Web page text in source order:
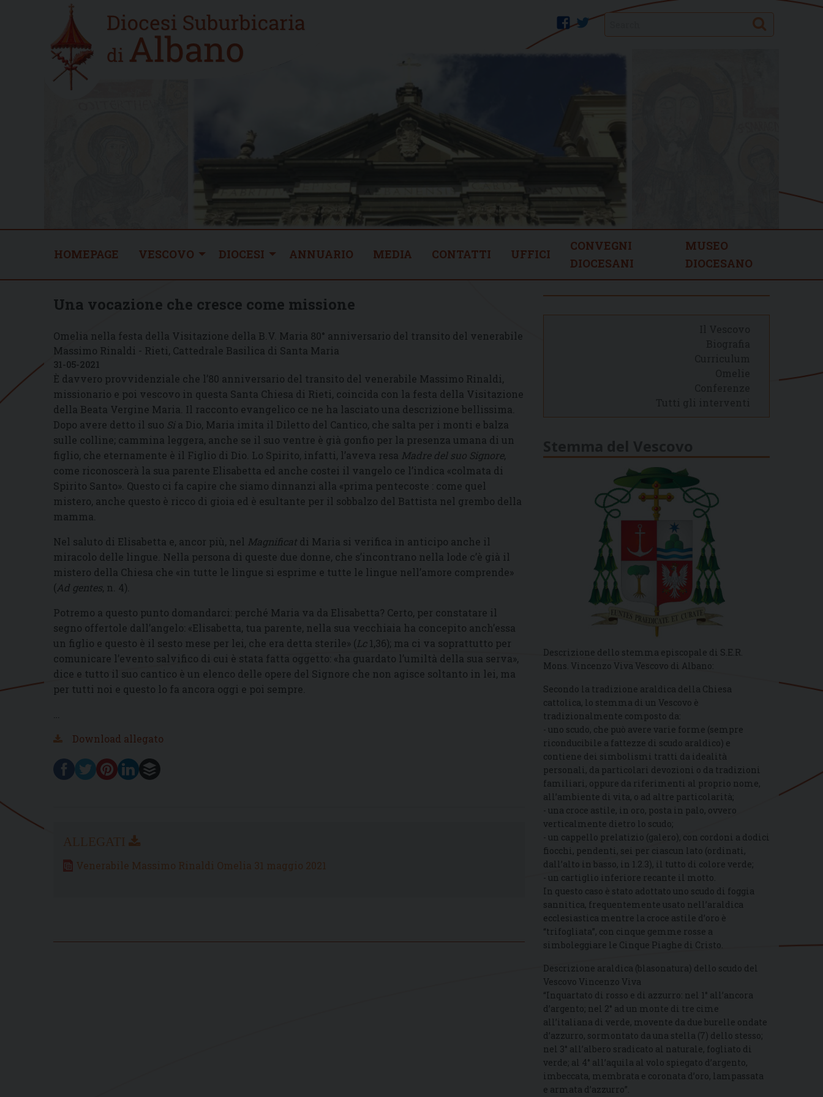
Home
new
twitter
facebook Search
HOMEPAGE VESCOVO DIOCESI ANNUARIO MEDIA CONTATTI UFFICI
CONVEGNI
DIOCESANI
MUSEO
DIOCESANO
Una vocazione che cresce come missione
Omelia nella festa della Visitazione della B.V. Maria 80° anniversario del transito del venerabile
Massimo Rinaldi - Rieti, Cattedrale Basilica di Santa Maria
31-05-2021
È davvero provvidenziale che l’80 anniversario del transito del venerabile Massimo Rinaldi,
missionario e poi vescovo in questa Santa Chiesa di Rieti, coincida con la festa della Visitazione
della Beata Vergine Maria. Il racconto evangelico ce ne ha lasciato una descrizione bellissima.
Dopo avere detto il suo Sia Dio, Maria imita il Diletto del Cantico, che salta per i monti e balza
sulle colline; cammina leggera, anche se il suo ventre è già gonfio per la presenza umana di un
figlio, che eternamente è il Figlio di Dio. Lo Spirito, infatti, l’aveva resa Madre del suo Signore,
come riconoscerà la sua parente Elisabetta ed anche costei il vangelo ce l’indica «colmata di
Spirito Santo». Questo ci fa capire che siamo dinnanzi alla «prima pentecoste : come quel
mistero, anche questo è ricco di gioia ed è esultante per il sobbalzo del Battista nel grembo della
mamma.
Nel saluto di Elisabetta e, ancor più, nel Magnificat di Maria si verifica in anticipo anche il
miracolo delle lingue. Nella persona di queste due donne, che s’incontrano nella lode c’è già il
mistero della Chiesa che «in tutte le lingue si esprime e tutte le lingue nell’amore comprende»
(Ad gentes, n. 4).
Potremo a questo punto domandarci: perché Maria va da Elisabetta? Certo, per constatare il
segno offertole dall’angelo: «Elisabetta, tua parente, nella sua vecchiaia ha concepito anch’essa
un figlio e questo è il sesto mese per lei, che era detta sterile» (Lc1,36); ma ci va soprattutto per
comunicare l’evento salvifico di cui è stata fatta oggetto: «ha guardato l’umiltà della sua serva»,
dice e tutto il suo cantico è un elenco delle opere del Signore che non agisce soltanto in lei, ma
per tutti noi e questo lo fa ancora oggi e poi sempre.
Download allegato
Venerabile Massimo Rinaldi Omelia 31 maggio 2021
Descrizione dello stemma episcopale di S.E.R.
Mons. Vincenzo Viva Vescovo di Albano:
Secondo la tradizione araldica della Chiesa
cattolica, lo stemma di un Vescovo è
tradizionalmente composto da:
- uno scudo, che può avere varie forme (sempre
riconducibile a fattezze di scudo araldico) e
contiene dei simbolismi tratti da idealità
personali, da particolari devozioni o da tradizioni
familiari, oppure da riferimenti al proprio nome,
all’ambiente di vita, o ad altre particolarità;
- una croce astile, in oro, posta in palo, ovvero
verticalmente dietro lo scudo;
- un cappello prelatizio (galero), con cordoni a dodici
fiocchi, pendenti, sei per ciascun lato (ordinati,
dall’alto in basso, in 1.2.3), il tutto di colore verde;
- un cartiglio inferiore recante il motto.
In questo caso è stato adottato uno scudo di foggia
sannitica, frequentemente usato nell’araldica
ecclesiastica mentre la croce astile d’oro è
“trifogliata”, con cinque gemme rosse a
simboleggiare le Cinque Piaghe di Cristo.
Descrizione araldica (blasonatura) dello scudo del
Vescovo Vincenzo Viva
“Inquartato di rosso e di azzurro: nel 1° all’ancora
d’argento; nel 2° ad un monte di tre cime
all’italiana di verde, movente da due burelle ondate
d’azzurro, sormontato da una stella (7) dello stesso;
nel 3° all’albero sradicato al naturale, fogliato di
verde; al 4° all’aquila al volo spiegato d’argento,
imbeccata, membrata e coronata d’oro, lampassata
e armata d’azzurro”.